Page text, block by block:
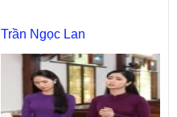
Trần Ngọc Lan